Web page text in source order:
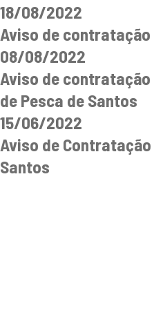
18/08/2022
Aviso de contratação
08/08/2022
Aviso de
de Pesca de Santos
15/06/2022
Aviso de
Santos